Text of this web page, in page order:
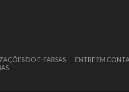
DO E-FARSAS ENTRE EM